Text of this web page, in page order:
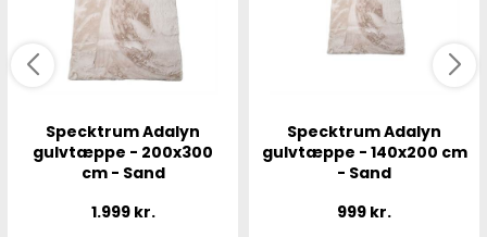
Specktrum Adalyn
gulvtæppe - 200x300
cm - Sand
1.999 kr.
Specktrum Adalyn
gulvtæppe - 140x200 cm
- Sand
999 kr.